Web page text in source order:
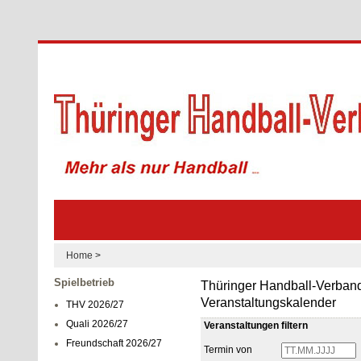
Home >
Spielbetrieb
THV 2026/27
Quali 2026/27
Freundschaft 2026/27
Thüringer Handball-
Veranstaltungskalender
Veranstaltungen filtern
Termin von